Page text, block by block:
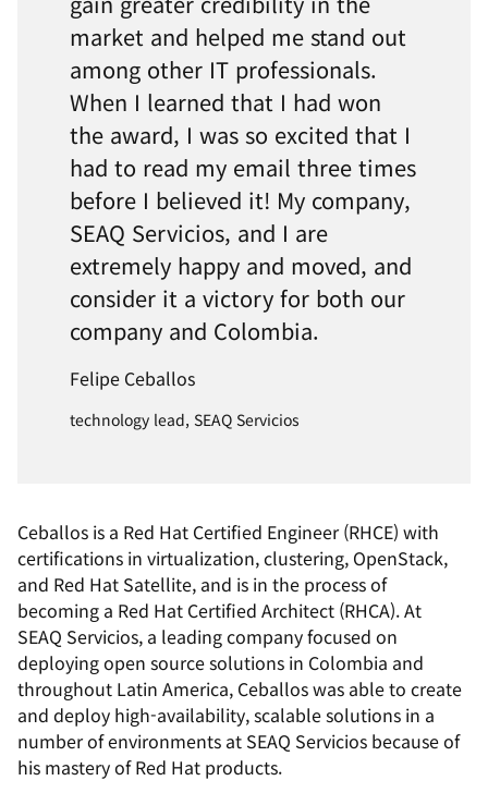
market and helped me stand out
among other IT professionals.
When I learned that I had won
the award, I was so excited that I
had to read my email three times
before I believed it! My company,
SEAQ Servicios, and I are
extremely happy and moved, and
consider it a victory for both our
company and Colombia.
Felipe Ceballos
technology lead, SEAQ Servicios
Ceballos is a Red Hat Certified Engineer (RHCE) with
certifications in virtualization, clustering, OpenStack,
and Red Hat Satellite, and is in the process of
becoming a Red Hat Certified Architect (RHCA). At
SEAQ Servicios, a leading company focused on
deploying open source solutions in Colombia and
throughout Latin America, Ceballos was able to create
and deploy high-availability, scalable solutions in a
number of environments at SEAQ Servicios because of
his mastery of Red Hat products.